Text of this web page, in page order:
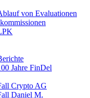
von Evaluationen
Jahre FinDel
Crypto AG
Daniel M.